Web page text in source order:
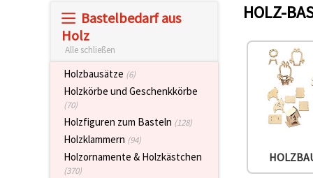
ordnungsgemäße
Nutzungserlebnis
Bastelbedarf aus
Holz
Alle schließen
Holzbausätze (6)
Holzkörbe und Geschenkkörbe
(70)
Holzfiguren zum Basteln (128)
Holzklammern (94)
Holzornamente & Holzkästchen
(370)
HOLZ-